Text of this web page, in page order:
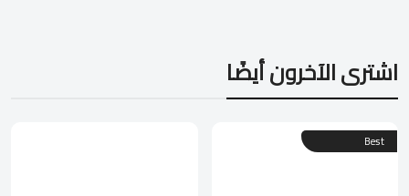
اشترى الآخرون أيضًا
Best